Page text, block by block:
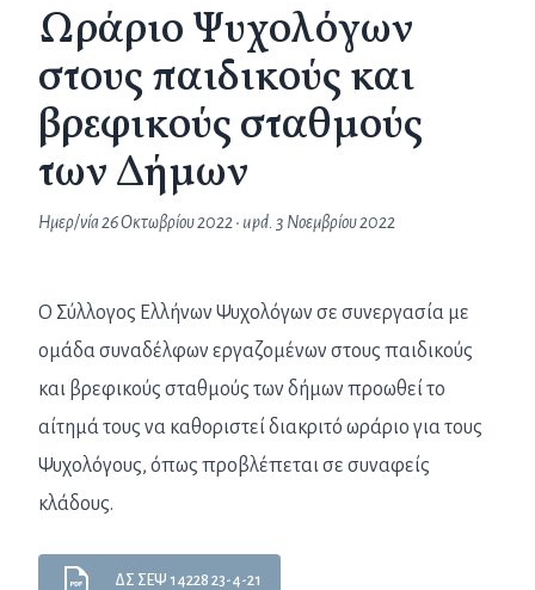
Ωράριο Ψυχολόγων
στους παιδικούς και
βρεφικούς σταθμούς
των Δήμων
Ημερ/νία26 Οκτωβρίου 2022 • upd. 3 Νοεμβρίου 2022
Ο Σύλλογος Ελλήνων Ψυχολόγων σε συνεργασία με
ομάδα συναδέλφων εργαζομένων στους παιδικούς
και βρεφικούς σταθμούς των δήμων προωθεί το
αίτημά τους να καθοριστεί διακριτό ωράριο για τους
Ψυχολόγους, όπως προβλέπεται σε συναφείς
κλάδους.
ΔΣ ΣΕΨ 14228 23-4-21